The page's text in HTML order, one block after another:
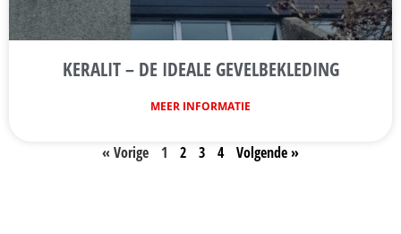
KERALIT – DE IDEALE GEVELBEKLEDING
MEER INFORMATIE
« Vorige 1 2 3 4 Volgende »